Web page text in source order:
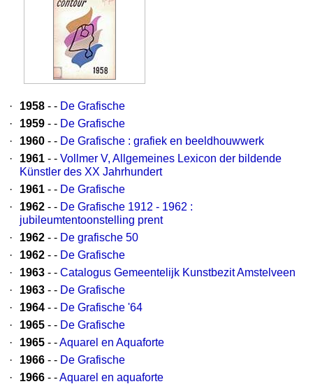
· 1958 - - De Grafische
·
1959 - - De Grafische
·
1960 - - De Grafische : grafiek en beeldhouwwerk
·
1961 - - Vollmer V, Allgemeines Lexicon der bildende
Künstler des XX Jahrhundert
·
1961 - - De Grafische
·
1962 - - De Grafische 1912 - 1962 :
jubileumtentoonstelling prent
·
1962 - - De grafische 50
·
1962 - - De Grafische
·
1963 - - Catalogus Gemeentelijk Kunstbezit Amstelveen
·
1963 - - De Grafische
·
1964 - - De Grafische '64
·
1965 - - De Grafische
·
1965 - -Aquarel en Aquaforte
·
1966 - - De Grafische
·
1966 - -Aquarel en aquaforte